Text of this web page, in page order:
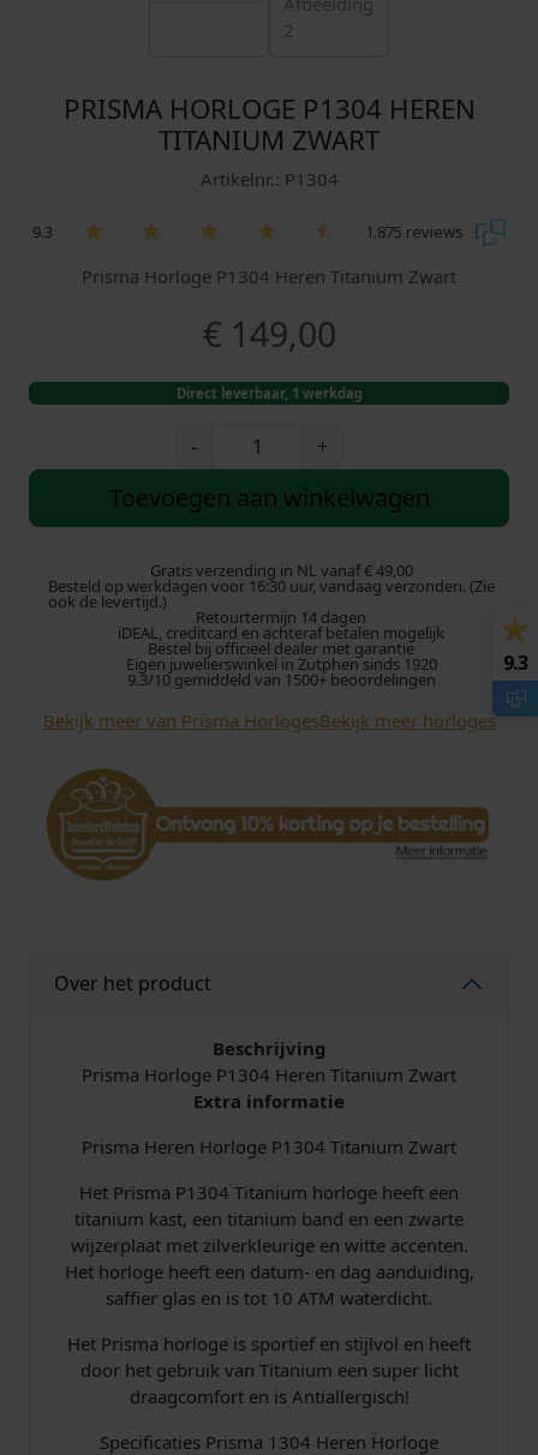
PRISMA HORLOGE P1304 HEREN
TITANIUM ZWART
Artikelnr.: P1304
9.3 1.875 reviews
Prisma Horloge P1304 Heren Titanium Zwart
€149,00
Direct leverbaar, 1 werkdag
-
a
H
r
l
g
1
3
e
i
n
u
m
Z
w
a
t
a
n
+
Toevoegen aan winkelwagen
Gratis verzending in NL vanaf € 49,00
Besteld op werkdagen voor 16:30 uur, vandaag verzonden. (Zie
ook de levertijd.)
Retourtermijn 14 dagen
iDEAL, creditcard en achteraf betalen mogelijk
Bestel bij officieel dealer met garantie
Eigen juwelierswinkel in Zutphen sinds 1920
9.3/10 gemiddeld van 1500+ beoordelingen
Bekijk meer van Prisma HorlogesBekijk meer horloges
Over het product
Beschrijving
Prisma Horloge P1304 Heren Titanium Zwart
Extra informatie
Prisma Heren Horloge P1304 Titanium Zwart
Het Prisma P1304 Titanium horloge heeft een
titanium kast, een titanium band en een zwarte
wijzerplaat met zilverkleurige en witte accenten.
Het horloge heeft een datum- en dag aanduiding,
saffier glas en is tot 10 ATM waterdicht.
Het Prisma horloge is sportief en stijlvol en heeft
door het gebruik van Titanium een super licht
draagcomfort en is Antiallergisch!
Specificaties Prisma 1304 Heren Horloge
9.3